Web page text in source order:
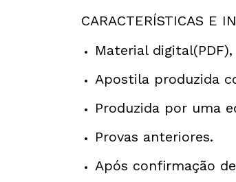
CARACTERÍSTICAS E
Material
Apostila produzida
Produzida por uma
Provas anteriores.
Após confirmação